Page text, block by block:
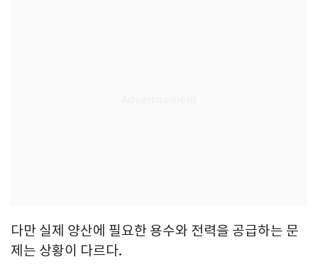
다만 실제 양산에 필요한 용수와 전력을 공급하는 문
제는 상황이 다르다.